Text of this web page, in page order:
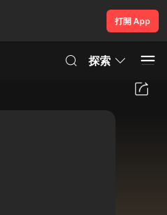
打開 App
探索